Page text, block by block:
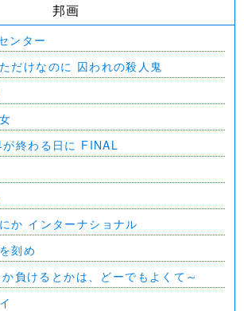
邦画
ンター
だけなのに 囚われの殺人鬼
終わる日に FINAL
か インターナショナル
刻め
負けるとかは、どーでもよくて～